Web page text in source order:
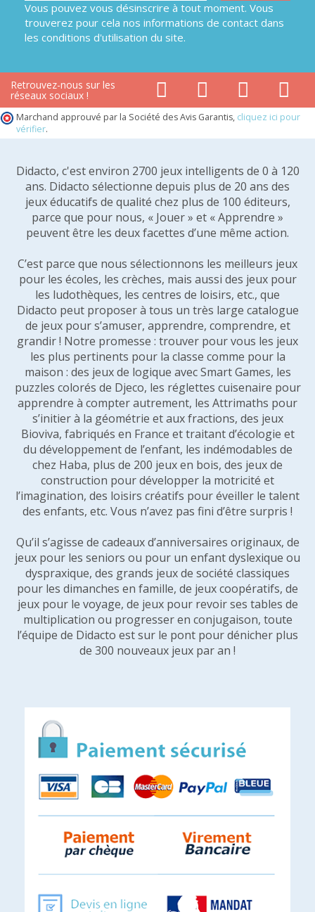
Vous pouvez vous désinscrire à tout moment. Vous
trouverez pour cela nos informations de contact dans
les conditions d'utilisation du site.
Retrouvez-nous sur les
réseaux sociaux !
Marchand approuvé par la Société des Avis Garantis, cliquez ici pour
vérifier.
Didacto, c'est environ 2700 jeux intelligents de 0 à 120
ans. Didacto sélectionne depuis plus de 20 ans des
jeux éducatifs de qualité chez plus de 100 éditeurs,
parce que pour nous, « Jouer » et « Apprendre »
peuvent être les deux facettes d’une même action.
C’est parce que nous sélectionnons les meilleurs jeux
pour les écoles, les crèches, mais aussi des jeux pour
les ludothèques, les centres de loisirs, etc., que
Didacto peut proposer à tous un très large catalogue
de jeux pour s’amuser, apprendre, comprendre, et
grandir ! Notre promesse : trouver pour vous les jeux
les plus pertinents pour la classe comme pour la
maison : des jeux de logique avec Smart Games, les
puzzles colorés de Djeco, les réglettes cuisenaire pour
apprendre à compter autrement, les Attrimaths pour
s’initier à la géométrie et aux fractions, des jeux
Bioviva, fabriqués en France et traitant d’écologie et
du développement de l’enfant, les indémodables de
chez Haba, plus de 200 jeux en bois, des jeux de
construction pour développer la motricité et
l’imagination, des loisirs créatifs pour éveiller le talent
des enfants, etc. Vous n’avez pas fini d’être surpris !
Qu’il s’agisse de cadeaux d’anniversaires originaux, de
jeux pour les seniors ou pour un enfant dyslexique ou
dyspraxique, des grands jeux de société classiques
pour les dimanches en famille, de jeux coopératifs, de
jeux pour le voyage, de jeux pour revoir ses tables de
multiplication ou progresser en conjugaison, toute
l’équipe de Didacto est sur le pont pour dénicher plus
de 300 nouveaux jeux par an !